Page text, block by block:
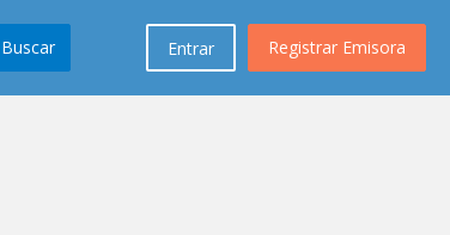
Registrar Emisora
Entrar
Buscar